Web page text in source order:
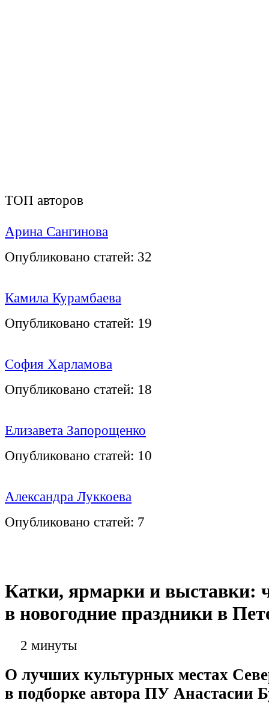
ТОП авторов
Арина Сангинова
Опубликовано статей: 32
Камила Курамбаева
Опубликовано статей: 19
София Харламова
Опубликовано статей: 18
Елизавета Запорощенко
Опубликовано статей: 10
Александра Луккоева
Опубликовано статей: 7
Катки, ярмарки и выставки:
в новогодние праздники в
2 минуты
О лучших культурных местах
в подборке автора ПУ Анастасии